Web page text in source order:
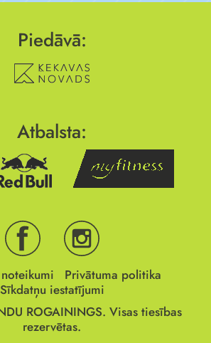
Piedāvā:
Atbalsta:
Privātuma politika
Sīkdatņu iestatījumi
ROGAININGS. Visas tiesības
rezervētas.